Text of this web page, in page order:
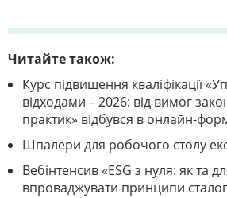
Читайте також:
Курс підвищення кваліфікації
відходами – 2026: від вимог
практик» відбувся в онлайн-
Шпалери для робочого столу
Вебінтенсив «ESG з нуля: як та
впроваджувати принципи